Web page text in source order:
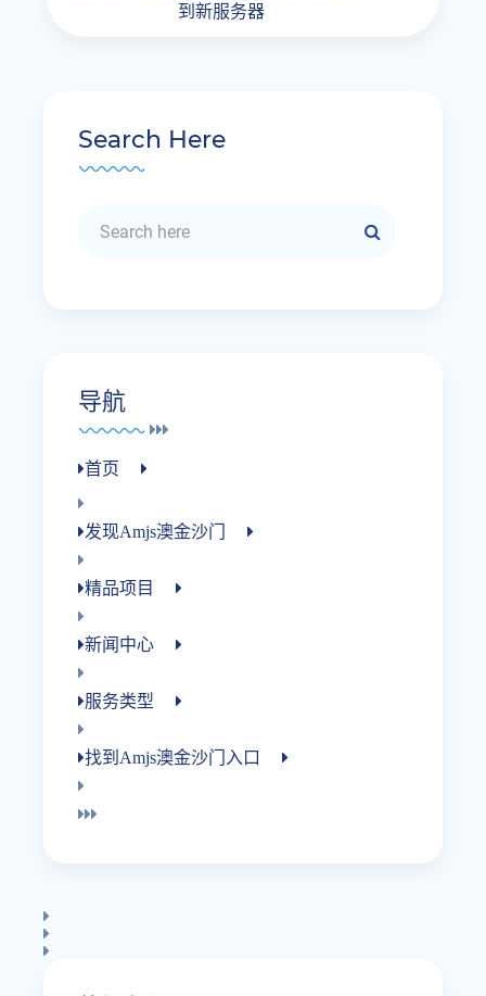
到新服务器
Search Here
导航
首页
发现amjs澳金沙门
精品项目
新闻中心
服务类型
找到amjs澳金沙门入口